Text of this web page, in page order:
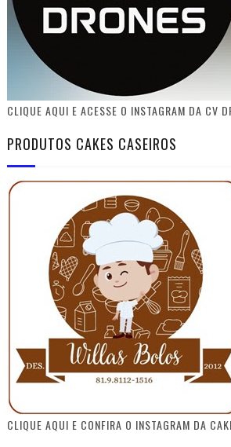
CLIQUE AQUI E ACESSE O INSTAGRAM DA CV
PRODUTOS CAKES CASEIROS
CLIQUE AQUI E CONFIRA O INSTAGRAM DA